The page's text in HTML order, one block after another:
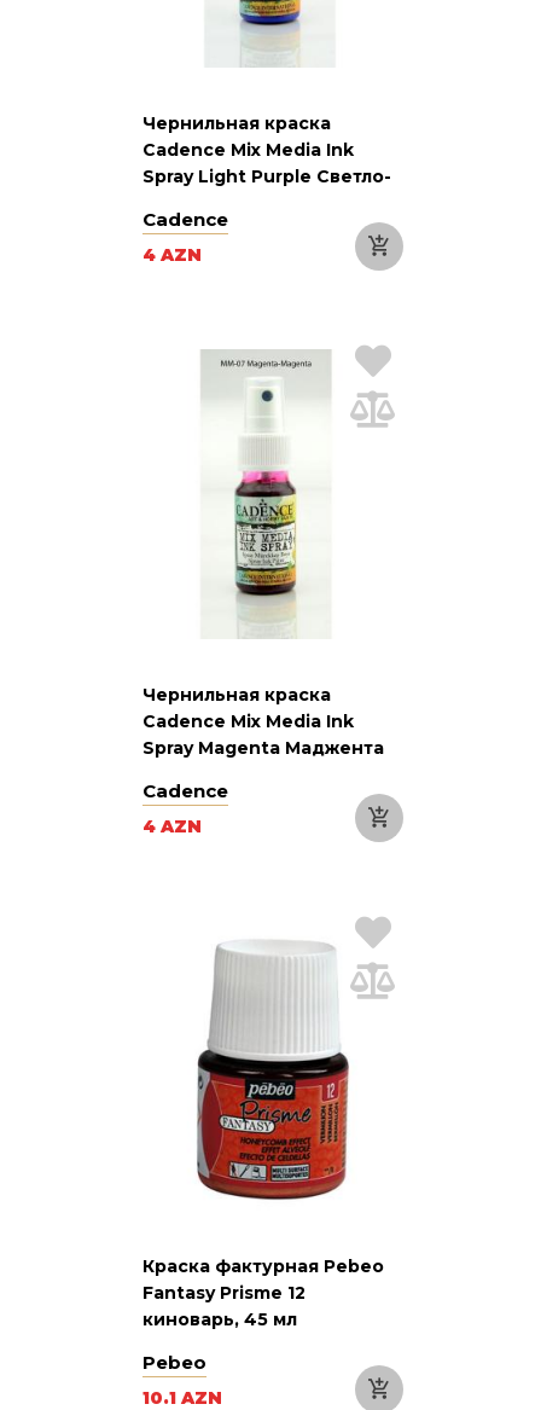
Чернильная краска
Cadence Mix Media Ink
Spray Light Purple Светло-
Cadence
4 AZN
Чернильная краска
Cadence Mix Media Ink
Spray Magenta Маджента
Cadence
4 AZN
Краска фактурная Pebeo
Fantasy Prisme 12
киноварь, 45 мл
Pebeo
10.1 AZN